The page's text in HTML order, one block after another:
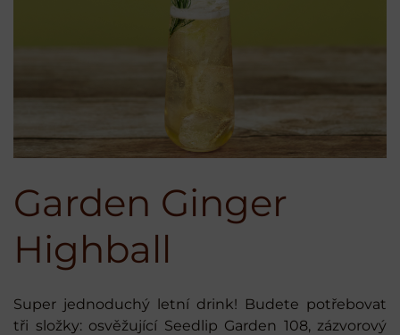
Garden Ginger
Highball
Super jednoduchý letní drink! Budete potřebovat
tři složky: osvěžující Seedlip Garden 108, zázvorový